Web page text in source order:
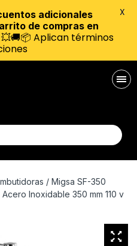
/ Migsa SF-350
Inoxidable 350 mm 110 v
adicionales
de compras en
💥🚚📦 Aplican términos
X